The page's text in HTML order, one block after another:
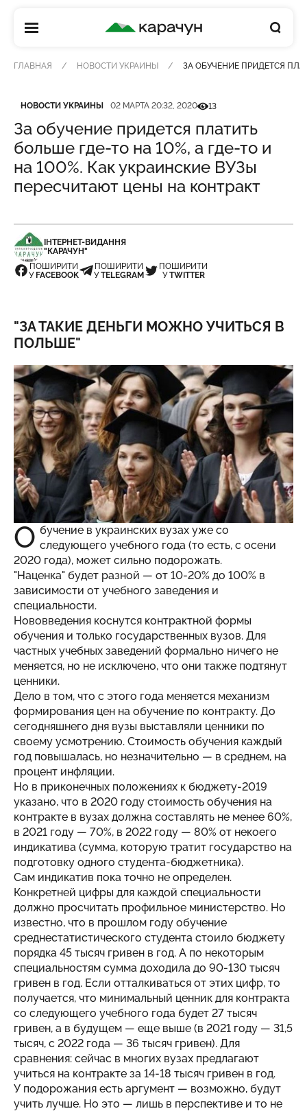
КАРАЧУН
ГЛАВНАЯ НОВОСТИ УКРАИНЫ ЗА ОБУЧЕНИЕ ПРИДЕТСЯ
Категория
НОВОСТИ УКРАИНЫ
Дата публикации 02 МАРТА 20:32, 2020Кількість переглядів
13
За обучение придется платить
больше где-то на 10%, а где-то и
на 100%. Как украинские ВУЗы
пересчитают цены на контракт
ІНТЕРНЕТ-ВИДАННЯ
"КАРАЧУН"
ПОШИРИТИ
У FACEBOOK
ПОШИРИТИ
УTELEGRAM
ПОШИРИТИ
УTWITTER
"ЗА ТАКИЕ ДЕНЬГИ МОЖНО УЧИТЬСЯ В
ПОЛЬШЕ"
О бучение в украинских вузах уже со
следующего учебного года (то есть, с осени
2020 года), может сильно подорожать.
"Наценка" будет разной — от 10-20% до 100% в
зависимости от учебного заведения и
специальности.
Нововведения коснутся контрактной формы
обучения и только государственных вузов. Для
частных учебных заведений формально ничего не
меняется, но не исключено, что они также подтянут
ценники.
Дело в том, что с этого года меняется механизм
формирования цен на обучение по контракту. До
сегодняшнего дня вузы выставляли ценники по
своему усмотрению. Стоимость обучения каждый
год повышалась, но незначительно — в среднем, на
процент инфляции.
Но в приконечных положениях к бюджету-2019
указано, что в 2020 году стоимость обучения на
контракте в вузах должна составлять не менее 60%,
в 2021 году — 70%, в 2022 году — 80% от некоего
индикатива (сумма, которую тратит государство на
подготовку одного студента-бюджетника).
Сам индикатив пока точно не определен.
Конкретней цифры для каждой специальности
должно просчитать профильное министерство. Но
известно, что в прошлом году обучение
среднестатистического студента стоило бюджету
порядка 45 тысяч гривен в год. А по некоторым
специальностям сумма доходила до 90-130 тысяч
гривен в год. Если отталкиваться от этих цифр, то
получается, что минимальный ценник для контракта
со следующего учебного года будет 27 тысяч
гривен, а в будущем — еще выше (в 2021 году — 31,5
тысяч, с 2022 года — 36 тысяч гривен). Для
сравнения: сейчас в многих вузах предлагают
учиться на контракте за 14-18 тысяч гривен в год.
У подорожания есть аргумент — возможно, будут
учить лучше. Но это — лишь в перспективе и то не